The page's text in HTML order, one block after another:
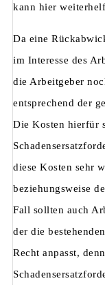
kann hier
Da eine
im Interesse des
die Arbeitgeber
entsprechend der
Die Kosten hierfür
diese Kosten sehr
beziehungsweise
Fall sollten auch
der die
Recht anpasst,